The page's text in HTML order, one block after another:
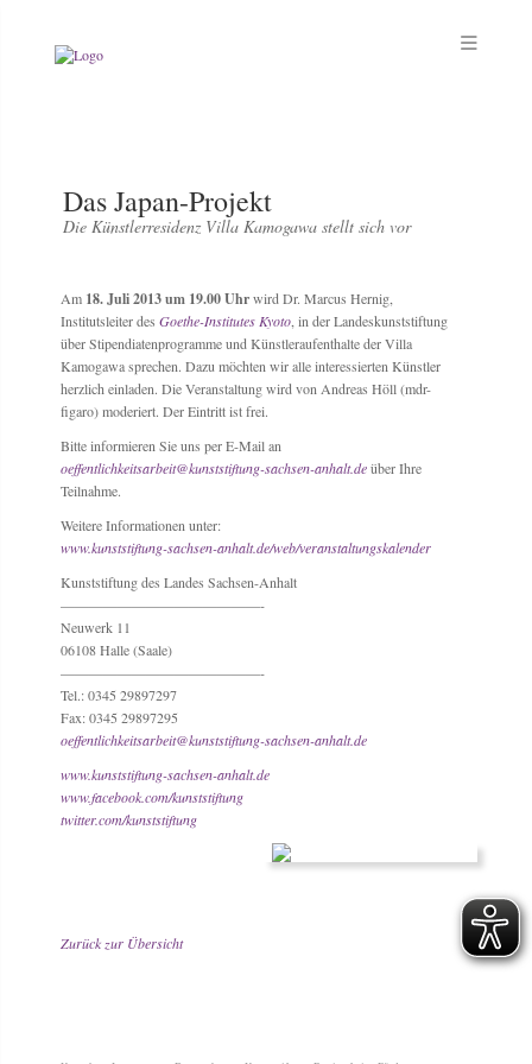
Das Japan-Projekt
Die Künstlerresidenz Villa Kamogawa stellt sich vor
Am 18. Juli 2013 um 19.00 UhrwirdDr. Marcus Hernig,
InstitutsleiterdesGoethe-Institutes Kyoto , in der Landeskunststiftung
über Stipendiatenprogramme und Künstleraufenthalte der Villa
Kamogawa sprechen. Dazu möchten wir alle interessierten Künstler
herzlich einladen. Die Veranstaltung wird von Andreas Höll (mdr-
figaro) moderiert. Der Eintritt ist frei.
Bitte informieren Sie uns per E-Mail an
oeffentlichkeitsarbeit@kunststiftung-sachsen-anhalt.deüber Ihre
Teilnahme.
Weitere Informationen unter:
www.kunststiftung-sachsen-anhalt.de/web/veranstaltungskalender
Kunststiftung des Landes Sachsen-Anhalt
——————————————-
Neuwerk 11
06108 Halle (Saale)
——————————————-
Tel.: 0345 29897297
Fax: 0345 29897295
oeffentlichkeitsarbeit@kunststiftung-sachsen-anhalt.de
www.kunststiftung-sachsen-anhalt.de
www.facebook.com/kunststiftung
twitter.com/kunststiftung
Zurück zur Übersicht